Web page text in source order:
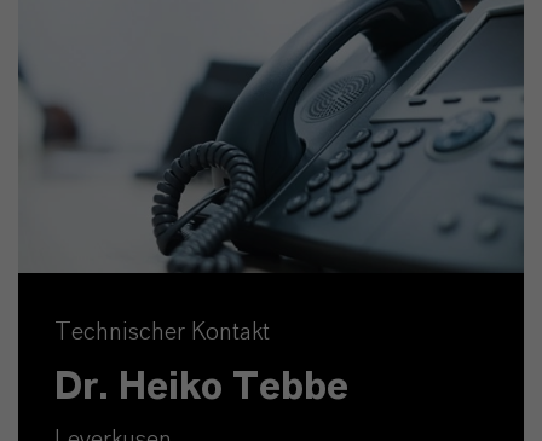
Technischer Kontakt
Dr. Heiko Tebbe